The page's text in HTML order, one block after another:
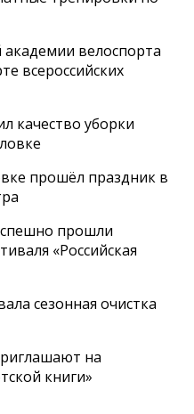
велоспорта
всероссийских
качество уборки
прошёл праздник в
прошли
«Российская
сезонная очистка
на
книги»